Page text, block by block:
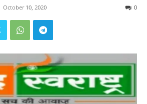
October 10, 2020 0